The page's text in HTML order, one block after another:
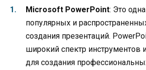
Microsoft PowerPoint: Это
популярных и
создания презентаций.
широкий спектр инструментов
для создания